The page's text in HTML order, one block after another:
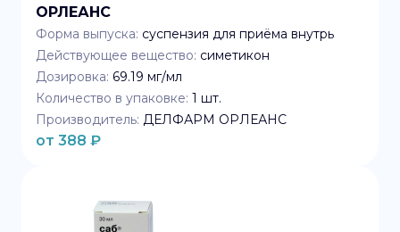
ОРЛЕАНС
Форма выпуска: суспензия для приёма внутрь
Действующее вещество: симетикон
Дозировка: 69.19 мг/мл
Количество в упаковке: 1 шт.
Производитель: ДЕЛФАРМ ОРЛЕАНС
от 388 ₽